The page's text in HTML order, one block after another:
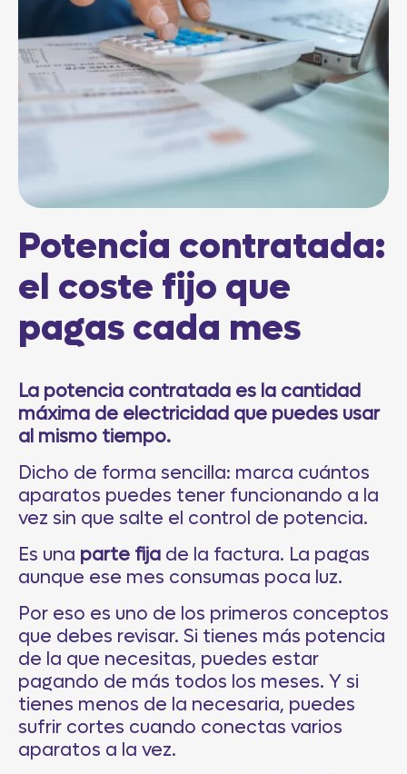
Potencia contratada:
el coste fijo que
pagas cada mes
La potencia contratada es la cantidad
máxima de electricidad que puedes usar
al mismo tiempo.
Dicho de forma sencilla: marca cuántos
aparatos puedes tener funcionando a la
vez sin que salte el control de potencia.
Es una parte fija de la factura. La pagas
aunque ese mes consumas poca luz.
Por eso es uno de los primeros conceptos
que debes revisar. Si tienes más potencia
de la que necesitas, puedes estar
pagando de más todos los meses. Y si
tienes menos de la necesaria, puedes
sufrir cortes cuando conectas varios
aparatos a la vez.